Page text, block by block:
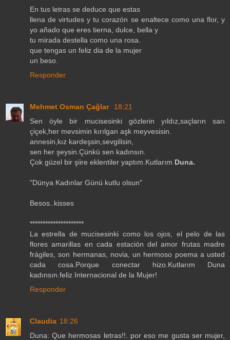
En tus letras se deduce que estas
llena de virtudes y tu corazón se enaltece como una flor, y
yo añado que eres tierna, dulce, bella y
tu mirada destella como una rosa.
que tengas un feliz dia de la mujer
un beso.
Responder
Mehmet Osman Çağlar
18:21
Sen öyle bir mucisesinki gözlerin yıldız,saçların sarı
çiçek,her mevsimin kırılgan aşk meyvesisin.
annesin,kız kardeşsin,sevgilisin,
sen her şeysin.Çünkü sen kadınsın.
Çok güzel bir şiire eklentiler yaptım.Kutlarım Duna.
"Dünya Kadınlar Günü kutlu olsun"
Besos..kisses
*********************
La estrella de mucisesinki como los ojos, el pelo de las
flores amarillas en cada estación del amor frutas madre
frágiles, son hermanas, novia, un hermoso poema a usted
cada cosa.Porque conectar hizo.Kutlarım Duna
kadınsın.feliz Internacional de la Mujer!
Responder
Claudia 18:26
Duna: Que hermosas letras!!. por eso me gusta ser mujer,